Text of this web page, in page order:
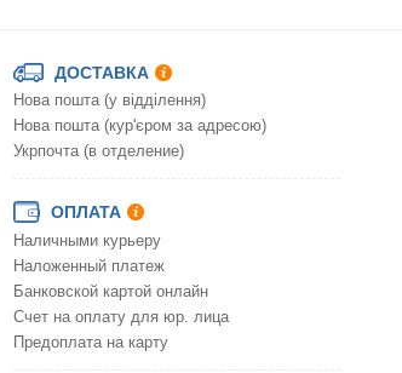
ДОСТАВКА
Нова пошта (у відділення)
Нова пошта (кур'єром за адресою)
Укрпочта (в отделение)
ОПЛАТА
Наличными курьеру
Наложенный платеж
Банковской картой онлайн
Счет на оплату для юр. лица
Предоплата на карту